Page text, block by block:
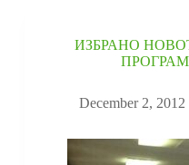
ИЗБРАНО
December 2, 2012